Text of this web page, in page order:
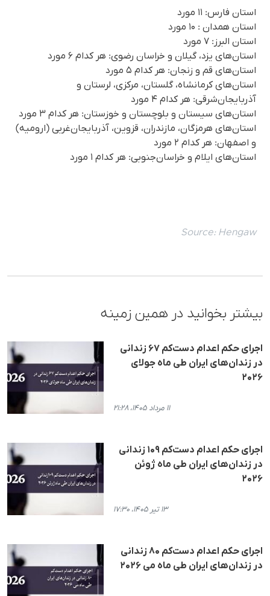
استان فارس: ۱۱ مورد
استان همدان : ۱۰ مورد
استان البرز: ۷ مورد
استان‌های یزد، گیلان و خراسان رضوی: هر کدام ۶ مورد
استان‌های قم و زنجان: هر کدام ۵ مورد
استان‌های کرمانشاه، گلستان، مرکزی، لرستان و
آذربایجان‌شرقی: هر کدام ۴ مورد
استان‌های سیستان و بلوچستان و خوزستان: هر کدام ۳ مورد
استان‌های هرمزگان، مازندران، قزوین، آذربایجان‌غربی (ارومیه)
و اصفهان: هر کدام ۲ مورد
استان‌های ایلام و خراسان‌جنوبی: هر کدام ۱ مورد
Source: Hengaw
بیشتر بخوانید در همین زمینه
اجرای حکم اعدام دست‌کم ۶۷ زندانی
در زندان‌های ایران طی ماه جولای
۲۰۲۶
۱۱ مرداد ۱۴۰۵، ۲۱:۲۸
اجرای حکم اعدام دست‌کم ۱۰۹ زندانی
در زندان‌های ایران طی ماه ژوئن
۲۰۲۶
۱۳ تیر ۱۴۰۵، ۱۷:۳۰
اجرای حکم اعدام دست‌کم ۸۰ زندانی
در زندان‌های ایران طی ماه می ۲۰۲۶